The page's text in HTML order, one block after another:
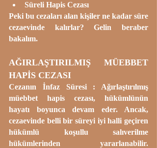
Süreli Hapis Cezası
Peki bu cezaları alan kişiler ne kadar süre
cezaevinde kalırlar? Gelin beraber
bakalım.
AĞIRLAŞTIRILMIŞ MÜEBBET
HAPİS CEZASI
Cezanın İnfaz Süresi : Ağırlaştırılmış
müebbet hapis cezası, hükümlünün
hayatı boyunca devam eder. Ancak,
cezaevinde belli bir süreyi iyi halli geçiren
hükümlü koşullu salıverilme
hükümlerinden yararlanabilir.